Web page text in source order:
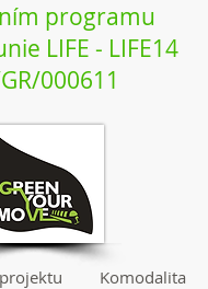
programu
LIFE - LIFE14
000611
Komodalita